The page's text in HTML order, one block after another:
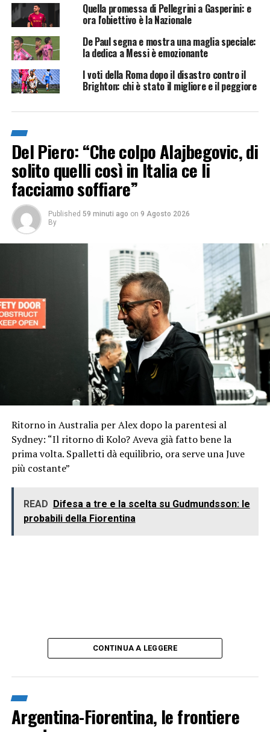
Quella promessa di Pellegrini a Gasperini: e
ora l'obiettivo è la Nazionale
De Paul segna e mostra una maglia speciale:
la dedica a Messi è emozionante
I voti della Roma dopo il disastro contro il
Brighton: chi è stato il migliore e il peggiore
Del Piero: “Che colpo Alajbegovic, di
solito quelli così in Italia ce li
facciamo soffiare”
Published 59 minuti ago on 9 Agosto 2026
By
Ritorno in Australia per Alex dopo la parentesi al
Sydney: “Il ritorno di Kolo? Aveva già fatto bene la
prima volta. Spalletti dà equilibrio, ora serve una Juve
più costante”
READ Difesa a tre e la scelta su Gudmundsson: le
probabili della Fiorentina
CONTINUA A LEGGERE
Argentina-Fiorentina, le frontiere